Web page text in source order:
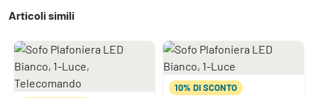
Articoli simili
10% DI SCONTO